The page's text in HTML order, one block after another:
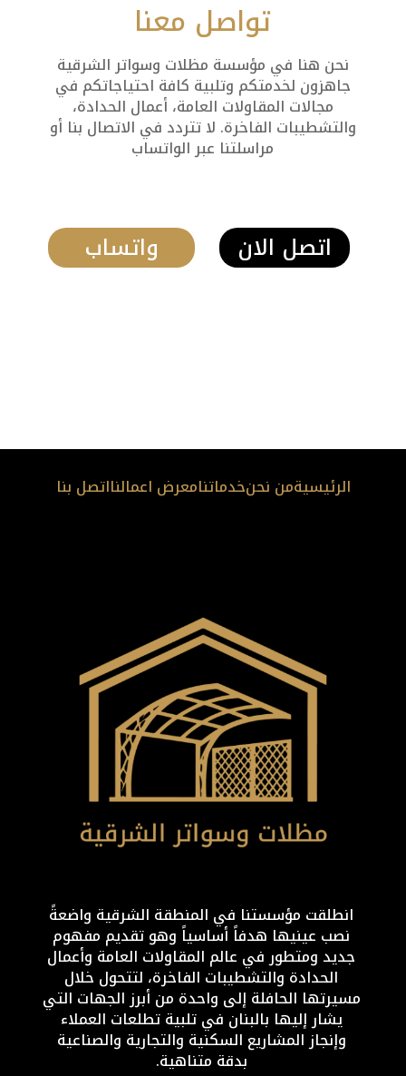
تواصل معنا
نحن هنا في مؤسسة مظلات وسواتر الشرقية
جاهزون لخدمتكم وتلبية كافة احتياجاتكم في
مجالات المقاولات العامة، أعمال الحدادة،
والتشطيبات الفاخرة. لا تتردد في الاتصال بنا أو
مراسلتنا عبر الواتساب
واتساب اتصل الان
الرئيسيةمن نحنخدماتنامعرض اعمالنااتصل بنا
انطلقت مؤسستنا في المنطقة الشرقية واضعةً
نصب عينيها هدفاً أساسياً وهو تقديم مفهوم
جديد ومتطور في عالم المقاولات العامة وأعمال
الحدادة والتشطيبات الفاخرة، لتتحول خلال
مسيرتها الحافلة إلى واحدة من أبرز الجهات التي
يشار إليها بالبنان في تلبية تطلعات العملاء
وإنجاز المشاريع السكنية والتجارية والصناعية
بدقة متناهية.